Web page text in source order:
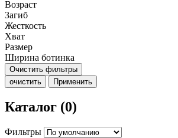
Возраст
Загиб
Жесткость
Хват
Размер
Ширина ботинка
Очистить фильтры
очистить
Применить
Каталог (0)
Фильтры